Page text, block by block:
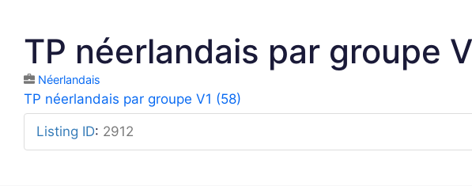
TP néerlandais par groupe
Néerlandais
TP néerlandais par groupe V1 (58)
Listing ID: 2912